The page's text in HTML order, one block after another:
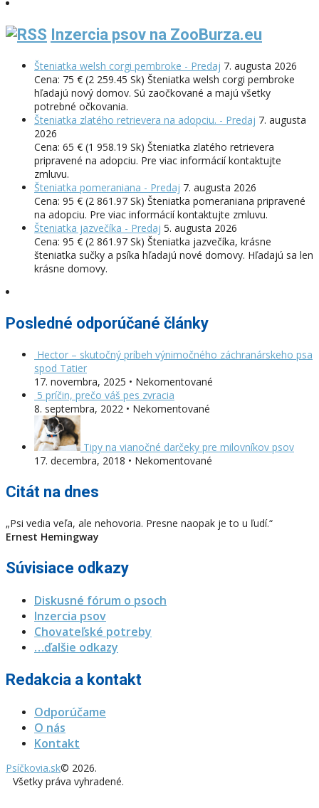
Inzercia psov na ZooBurza.eu
Šteniatka welsh corgi pembroke - Predaj 7. augusta 2026
Cena: 75 € (2 259.45 Sk) Šteniatka welsh corgi pembroke
hľadajú nový domov. Sú zaočkované a majú všetky
potrebné očkovania.
Šteniatka zlatého retrievera na adopciu. - Predaj 7. augusta
2026
Cena: 65 € (1 958.19 Sk) Šteniatka zlatého retrievera
pripravené na adopciu. Pre viac informácií kontaktujte
zmluvu.
Šteniatka pomeraniana - Predaj 7. augusta 2026
Cena: 95 € (2 861.97 Sk) Šteniatka pomeraniana pripravené
na adopciu. Pre viac informácií kontaktujte zmluvu.
Šteniatka jazvečíka - Predaj 5. augusta 2026
Cena: 95 € (2 861.97 Sk) Šteniatka jazvečíka, krásne
šteniatka sučky a psíka hľadajú nové domovy. Hľadajú sa len
krásne domovy.
Posledné odporúčané články
Hector – skutočný príbeh výnimočného záchranárskeho psa
spod Tatier
17. novembra, 2025 • Nekomentované
5 príčin, prečo váš pes zvracia
8. septembra, 2022 • Nekomentované
Tipy na vianočné darčeky pre milovníkov psov
17. decembra, 2018 • Nekomentované
Citát na dnes
„Psi vedia veľa, ale nehovoria. Presne naopak je to u ľudí.“
Ernest Hemingway
Súvisiace odkazy
Diskusné fórum o psoch
Inzercia psov
Chovateľské potreby
…ďalšie odkazy
Redakcia a kontakt
Odporúčame
O nás
Kontakt
Psíčkovia.sk© 2026.
Všetky práva vyhradené.